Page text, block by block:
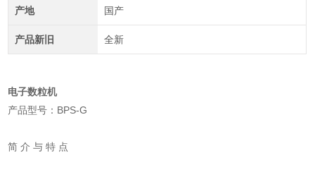
产地 国产
产品新旧 全新
电子数粒机
产品型号：BPS-G
简 介 与 特 点